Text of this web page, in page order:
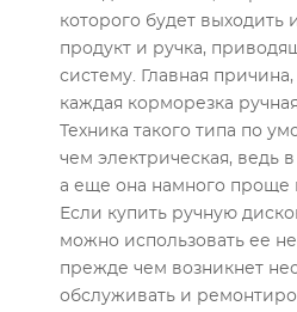
которого будет выходить
продукт и ручка,
систему. Главная
каждая корморезка
Техника такого типа по
чем электрическая, ведь
а еще она намного проще
Если купить ручную
можно использовать ее
прежде чем возникнет
обслуживать и